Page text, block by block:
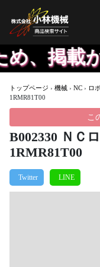
載が
トップページ › 機械 › NC › ロ
1RMR81T00
こ
B002330 ＮＣ
1RMR81T00